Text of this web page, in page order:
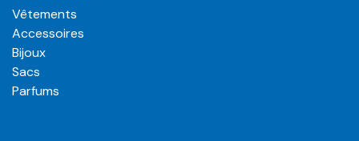
Vêtements
Accessoires
Bijoux
Sacs
Parfums